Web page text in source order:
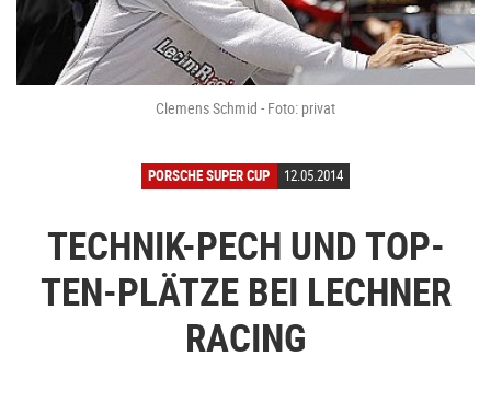
Clemens Schmid - Foto: privat
PORSCHE SUPER CUP 12.05.2014
TECHNIK-PECH UND TOP-
TEN-PLÄTZE BEI LECHNER
RACING